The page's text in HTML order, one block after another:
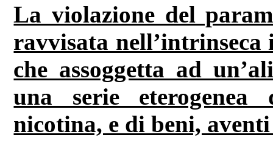
La violazione del
ravvisata
che assoggetta ad
una serie eterogenea
nicotina, e di beni,